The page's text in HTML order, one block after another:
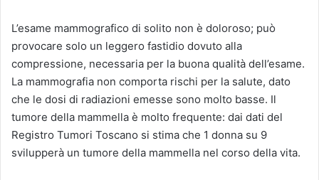
L’esame mammografico di solito non è doloroso; può
provocare solo un leggero fastidio dovuto alla
compressione, necessaria per la buona qualità dell’esame.
La mammografia non comporta rischi per la salute, dato
che le dosi di radiazioni emesse sono molto basse. Il
tumore della mammella è molto frequente: dai dati del
Registro Tumori Toscano si stima che 1 donna su 9
svilupperà un tumore della mammella nel corso della vita.